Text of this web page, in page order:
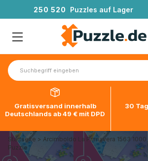
250 520 Puzzles auf Lager
Gratisversand innerhalb
Deutschlands ab 49 € mit DPD
30
Startseite > Arcimboldo La Primavera 1563
Puzzle